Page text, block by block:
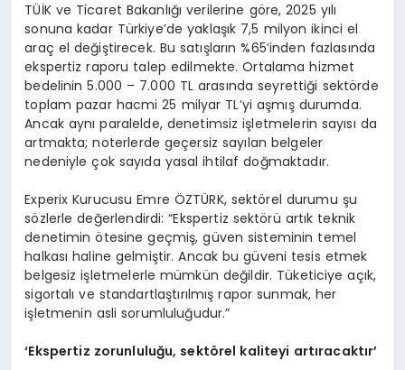
TÜİK ve Ticaret Bakanlığı verilerine göre, 2025 yılı
sonuna kadar Türkiye’de yaklaşık 7,5 milyon ikinci el
araç el değiştirecek. Bu satışların %65’inden fazlasında
ekspertiz raporu talep edilmekte. Ortalama hizmet
bedelinin 5.000 – 7.000 TL arasında seyrettiği sektörde
toplam pazar hacmi 25 milyar TL’yi aşmış durumda.
Ancak aynı paralelde, denetimsiz işletmelerin sayısı da
artmakta; noterlerde geçersiz sayılan belgeler
nedeniyle çok sayıda yasal ihtilaf doğmaktadır.
Experix Kurucusu Emre ÖZTÜRK, sektörel durumu şu
sözlerle değerlendirdi: “Ekspertiz sektörü artık teknik
denetimin ötesine geçmiş, güven sisteminin temel
halkası haline gelmiştir. Ancak bu güveni tesis etmek
belgesiz işletmelerle mümkün değildir. Tüketiciye açık,
sigortalı ve standartlaştırılmış rapor sunmak, her
işletmenin asli sorumluluğudur.”
‘Ekspertiz zorunluluğu, sektörel kaliteyi artıracaktır’